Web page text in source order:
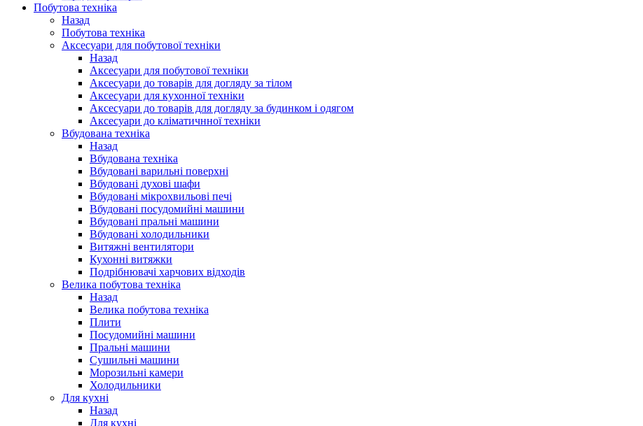
Побутова техніка
Назад
Побутова техніка
Аксесуари для побутової техніки
Назад
Аксесуари для побутової техніки
Аксесуари до товарів для догляду за тілом
Аксесуари для кухонної техніки
Аксесуари до товарів для догляду за будинком і одягом
Аксесуари до кліматичнної техніки
Вбудована техніка
Назад
Вбудована техніка
Вбудовані варильні поверхні
Вбудовані духові шафи
Вбудовані мікрохвильові печі
Вбудовані посудомийні машини
Вбудовані пральні машини
Вбудовані холодильники
Витяжні вентилятори
Кухонні витяжки
Подрібнювачі харчових відходів
Велика побутова техніка
Назад
Велика побутова техніка
Плити
Посудомийні машини
Пральні машини
Сушильні машини
Морозильні камери
Холодильники
Для кухні
Назад
Для кухні